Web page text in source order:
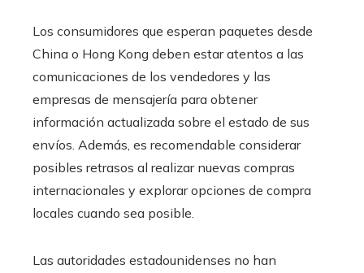
Los consumidores que esperan paquetes desde
China o Hong Kong deben estar atentos a las
comunicaciones de los vendedores y las
empresas de mensajería para obtener
información actualizada sobre el estado de sus
envíos. Además, es recomendable considerar
posibles retrasos al realizar nuevas compras
internacionales y explorar opciones de compra
locales cuando sea posible.
Las autoridades estadounidenses no han